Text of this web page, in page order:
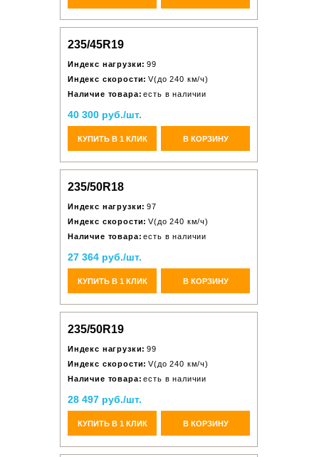
235/45R19
Индекс нагрузки: 99
Индекс скорости: V(до 240 км/ч)
Наличие товара: есть в наличии
40 300 руб./шт.
КУПИТЬ В 1 КЛИК В КОРЗИНУ
235/50R18
Индекс нагрузки: 97
Индекс скорости: V(до 240 км/ч)
Наличие товара: есть в наличии
27 364 руб./шт.
КУПИТЬ В 1 КЛИК В КОРЗИНУ
235/50R19
Индекс нагрузки: 99
Индекс скорости: V(до 240 км/ч)
Наличие товара: есть в наличии
28 497 руб./шт.
КУПИТЬ В 1 КЛИК В КОРЗИНУ